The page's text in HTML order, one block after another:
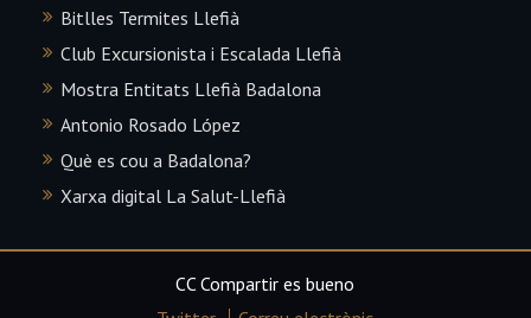
Bitlles Termites Llefià
Club Excursionista i Escalada Llefià
Mostra Entitats Llefià Badalona
Antonio Rosado López
Què es cou a Badalona?
Xarxa digital La Salut-Llefià
CC Compartir es bueno